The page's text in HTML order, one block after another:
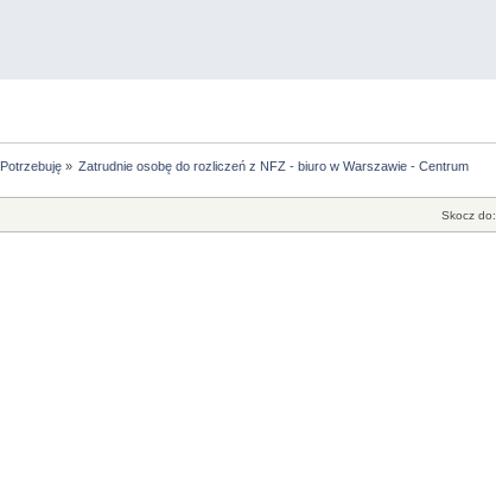
Potrzebuję » Zatrudnie osobę do rozliczeń z NFZ - biuro w Warszawie - Centrum
Skocz do: